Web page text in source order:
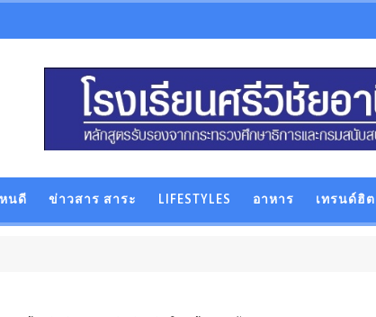
นดี ข่าวสาร สาระ LIFESTYLES อาหาร เทรนด์ฮิต